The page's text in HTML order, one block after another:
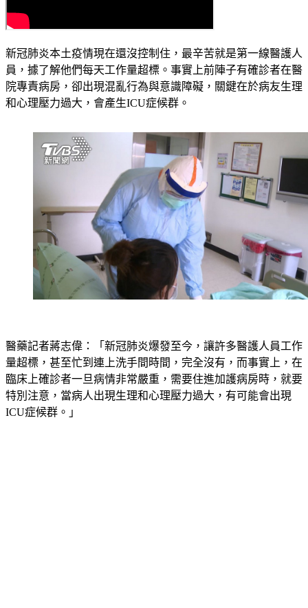
員，據了解他們每天工作量超標。事實上前陣子有確診者在醫
院專責病房，卻出現混亂行為與意識障礙，關鍵在於病友生理
和心理壓力過大，會產生ICU症候群。
量超標，甚至忙到連上洗手間時間，完全沒有，而事實上，在
臨床上確診者一旦病情非常嚴重，需要住進加護病房時，就要
特別注意，當病人出現生理和心理壓力過大，有可能會出現
ICU症候群。」